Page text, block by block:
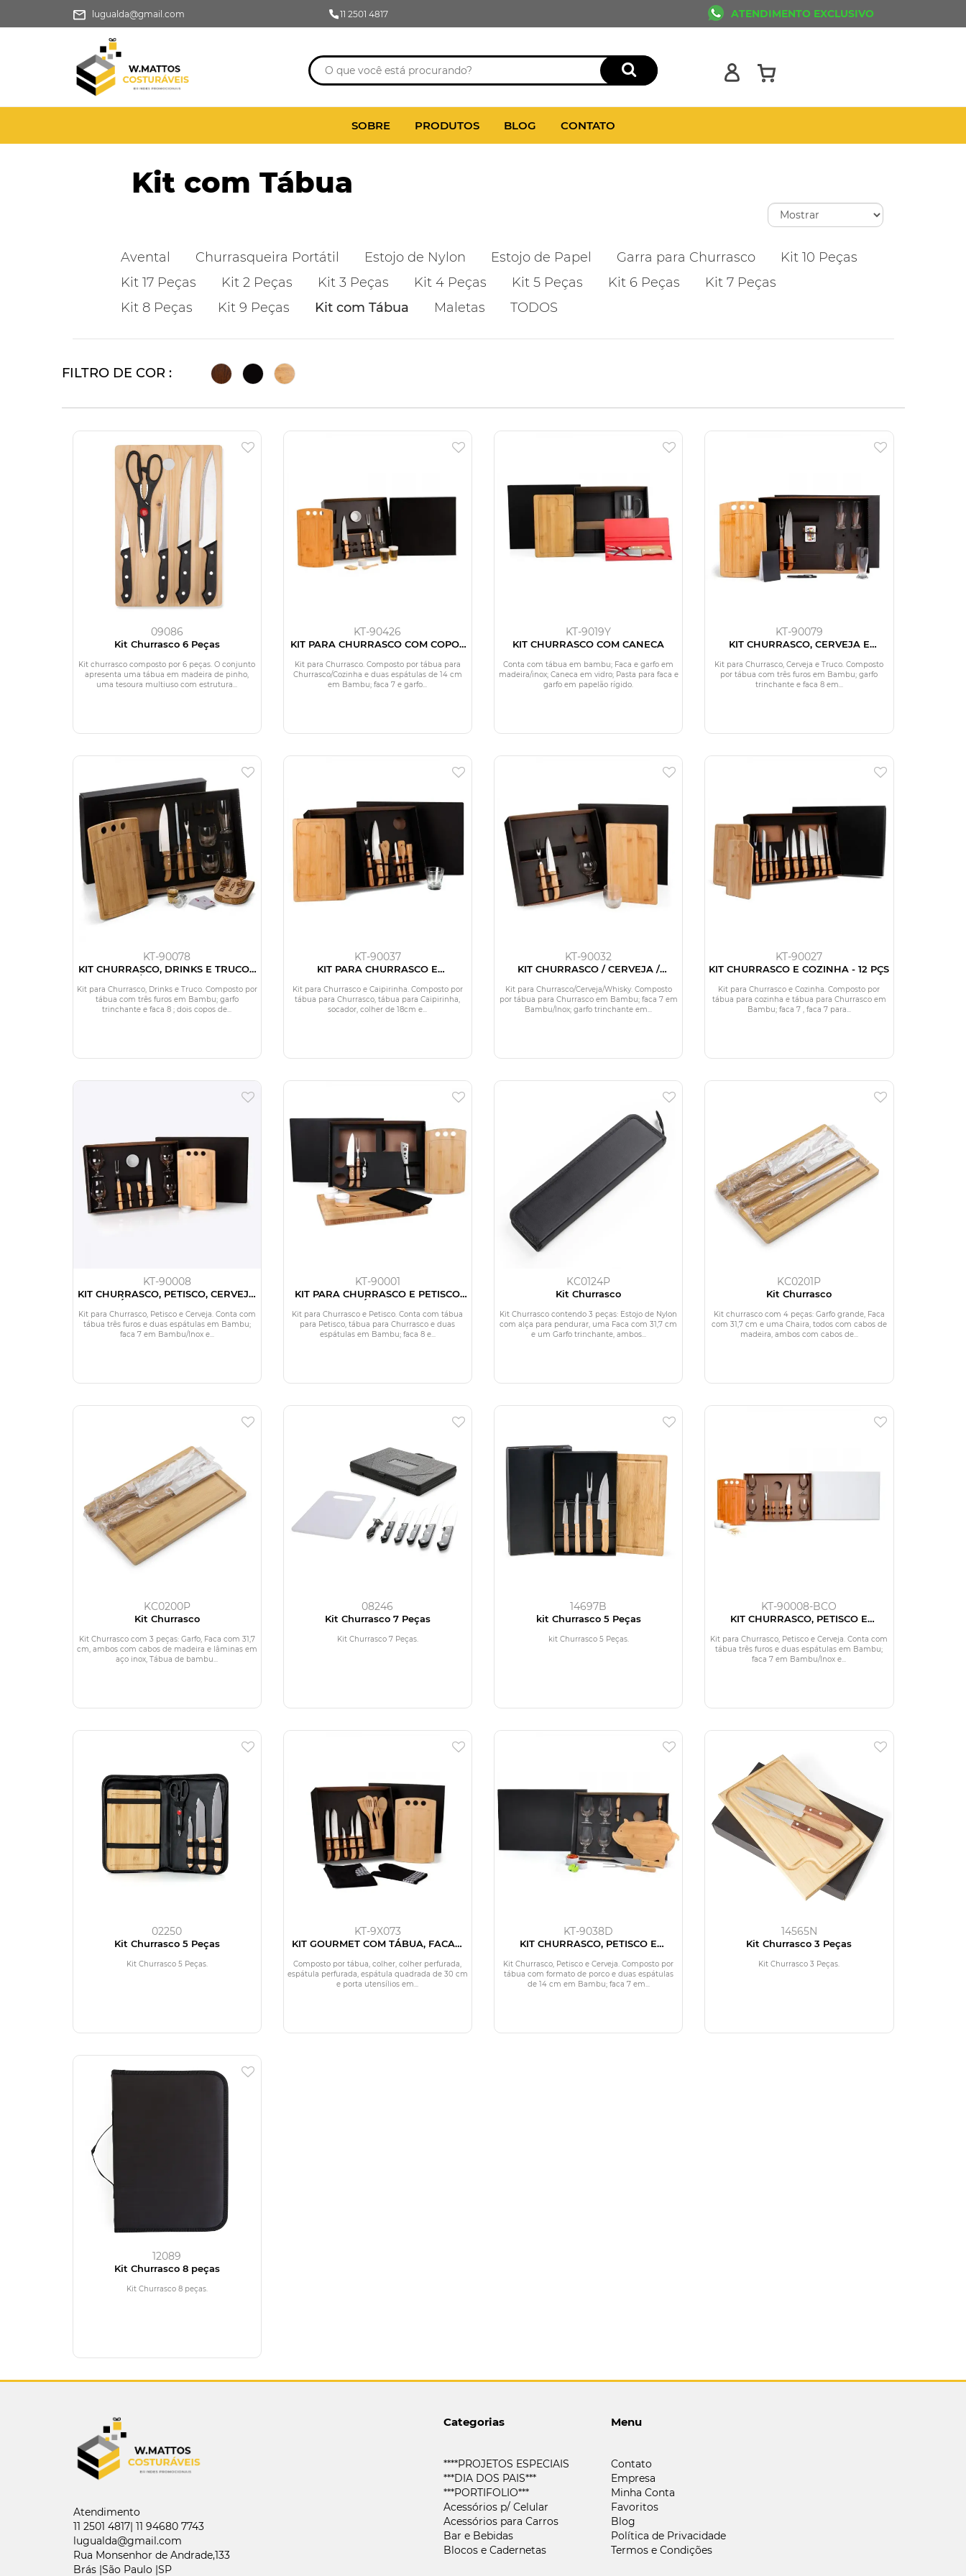
lugualda@gmail.com 11 2501 4817 ATENDIMENTO EXCLUSIVO
SOBRE PRODUTOS BLOG CONTATO
Kit com Tábua
Avental Churrasqueira Portátil Estojo de Nylon Estojo de Papel Garra para Churrasco
Kit 10 Peças
Kit 17 Peças
Kit 2 Peças Kit 3 Peças Kit 4 Peças Kit 5 Peças Kit 6 Peças
Kit 7 Peças
Kit 8 Peças
Kit 9 Peças Kit com Tábua Maletas TODOS
FILTRO DE COR :
09086
Kit Churrasco 6 Peças
Kit churrasco composto por 6 peças. O conjunto
apresenta uma tábua em madeira de pinho,
uma tesoura multiuso com estrutura...
KT-90426
KIT PARA CHURRASCO COM COPOS
Kit para Churrasco. Composto por tábua para
Churrasco/Cozinha e duas espátulas de 14 cm
em Bambu; faca 7 e garfo...
KT-9019Y
KIT CHURRASCO COM CANECA
Conta com tábua em bambu; Faca e garfo em
madeira/inox; Caneca em vidro; Pasta para faca e
garfo em papelão rígido.
KT-90079
KIT CHURRASCO, CERVEJA E
Kit para Churrasco, Cerveja e Truco. Composto
por tábua com três furos em Bambu; garfo
trinchante e faca 8 em...
KT-90078
KIT CHURRASCO, DRINKS E TRUCO -
12 PÇS - C/ JOGO DE BARALHO
Kit para Churrasco, Drinks e Truco. Composto por
tábua com três furos em Bambu; garfo
trinchante e faca 8 ; dois copos de...
KT-90037
KIT PARA CHURRASCO E
Kit para Churrasco e Caipirinha. Composto por
tábua para Churrasco, tábua para Caipirinha,
socador, colher de 18cm e...
KT-90032
KIT CHURRASCO / CERVEJA /
Kit para Churrasco/Cerveja/Whisky. Composto
por tábua para Churrasco em Bambu; faca 7 em
Bambu/Inox; garfo trinchante em...
KT-90027
KIT CHURRASCO E COZINHA - 12 PÇS
Kit para Churrasco e Cozinha. Composto por
tábua para cozinha e tábua para Churrasco em
Bambu; faca 7 , faca 7 para...
KT-90008
KIT CHURRASCO, PETISCO, CERVEJA
E TÁBUA 3 FUROS - 11 PÇS
Kit para Churrasco, Petisco e Cerveja. Conta com
tábua três furos e duas espátulas em Bambu;
faca 7 em Bambu/Inox e...
KT-90001
KIT PARA CHURRASCO E PETISCO
COM 2 TÁBUAS - 11 PÇS
Kit para Churrasco e Petisco. Conta com tábua
para Petisco, tábua para Churrasco e duas
espátulas em Bambu; faca 8 e...
KC0124P
Kit Churrasco
Kit Churrasco contendo 3 peças: Estojo de Nylon
com alça para pendurar, uma Faca com 31,7 cm
e um Garfo trinchante, ambos...
KC0201P
Kit Churrasco
Kit churrasco com 4 peças: Garfo grande, Faca
com 31,7 cm e uma Chaira, todos com cabos de
madeira, ambos com cabos de...
KC0200P
Kit Churrasco
Kit Churrasco com 3 peças: Garfo, Faca com 31,7
cm, ambos com cabos de madeira e lâminas em
aço inox, Tábua de bambu...
08246
Kit Churrasco 7 Peças
Kit Churrasco 7 Peças.
14697B
kit Churrasco 5 Peças
kit Churrasco 5 Peças.
KT-90008-BCO
KIT CHURRASCO, PETISCO E
Kit para Churrasco, Petisco e Cerveja. Conta com
tábua três furos e duas espátulas em Bambu;
faca 7 em Bambu/Inox e...
02250
Kit Churrasco 5 Peças
Kit Churrasco 5 Peças.
KT-9X073
KIT GOURMET COM TÁBUA, FACAS,
Composto por tábua, colher, colher perfurada,
espátula perfurada, espátula quadrada de 30 cm
e porta utensílios em...
KT-9038D
KIT CHURRASCO, PETISCO E
Kit Churrasco, Petisco e Cerveja. Composto por
tábua com formato de porco e duas espátulas
de 14 cm em Bambu; faca 7 em...
14565N
Kit Churrasco 3 Peças
Kit Churrasco 3 Peças.
12089
Kit Churrasco 8 peças
Kit Churrasco 8 peças.
Atendimento
11 2501 4817| 11 94680 7743
lugualda@gmail.com
Rua Monsenhor de Andrade,133
Brás |São Paulo |SP
Categorias
****PROJETOS ESPECIAIS
***DIA DOS PAIS***
***PORTIFOLIO***
Acessórios p/ Celular
Acessórios para Carros
Bar e Bebidas
Blocos e Cadernetas
Menu
Contato
Empresa
Minha Conta
Favoritos
Blog
Política de Privacidade
Termos e Condições